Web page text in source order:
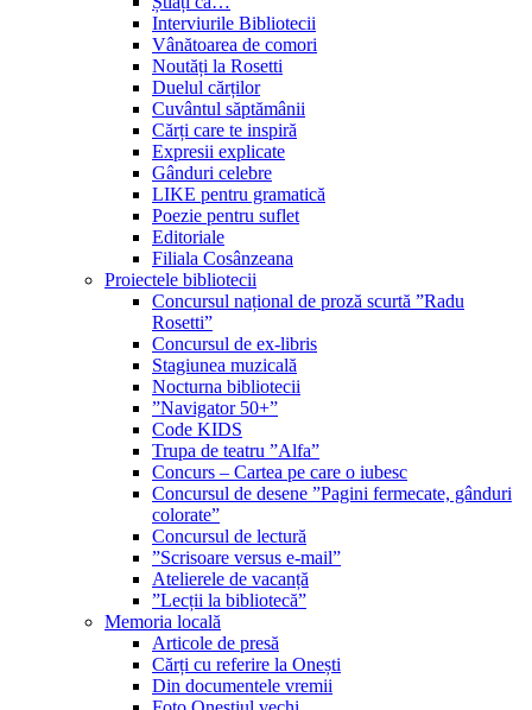
Interviurile Bibliotecii
Vânătoarea de comori
Noutăți la Rosetti
Duelul cărților
Cuvântul săptămânii
Cărți care te inspiră
Expresii explicate
Gânduri celebre
LIKE pentru gramatică
Poezie pentru suflet
Editoriale
Filiala Cosânzeana
Proiectele bibliotecii
Concursul național de proză scurtă ”Radu
Rosetti”
Concursul de ex-libris
Stagiunea muzicală
Nocturna bibliotecii
”Navigator 50+”
Code KIDS
Trupa de teatru ”Alfa”
Concurs – Cartea pe care o iubesc
Concursul de desene ”Pagini fermecate, gânduri
colorate”
Concursul de lectură
”Scrisoare versus e-mail”
Atelierele de vacanță
”Lecții la bibliotecă”
Memoria locală
Articole de presă
Cărți cu referire la Onești
Din documentele vremii